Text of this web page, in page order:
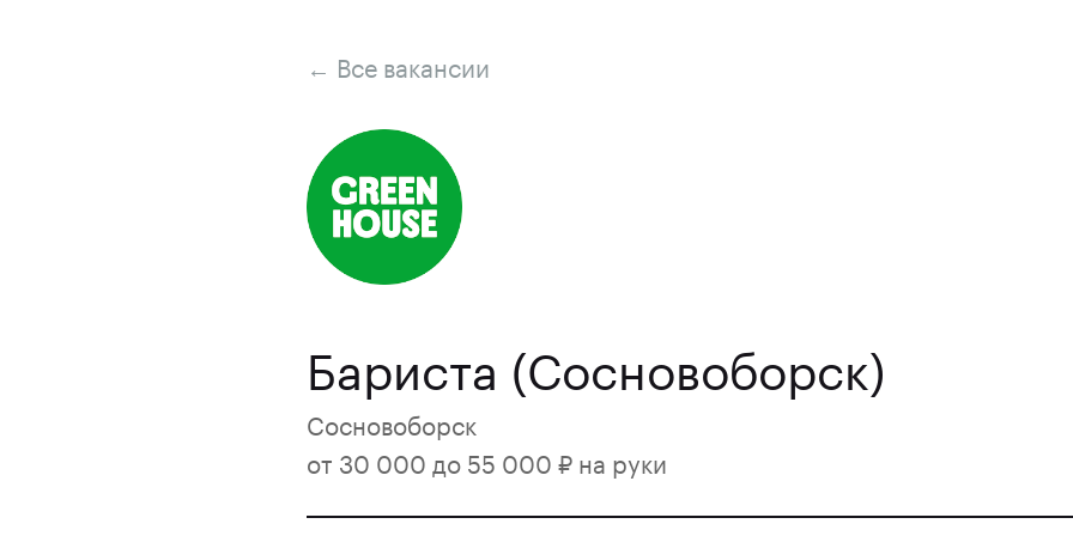
← Все вакансии
Бариста (Сосновоборск)
Сосновоборск
от 30 000 до 55 000 ₽ на руки